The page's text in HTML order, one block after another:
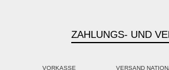
ZAHLUNGS- UND
VORKASSE VERSAND